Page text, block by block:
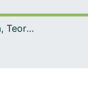
el DD
Filologia Hispànica, Teoria de la Literatura i Comunicació